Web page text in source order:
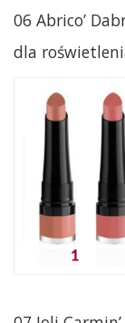
06 Abrico’
dla